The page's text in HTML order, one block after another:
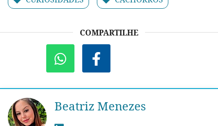
COMPARTILHE
Beatriz Menezes